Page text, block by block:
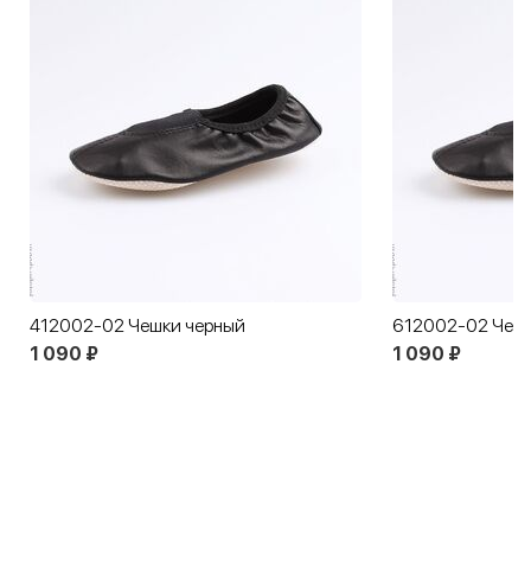
412002-02 Чешки черный
1 090 ₽
612002-02
1 090 ₽